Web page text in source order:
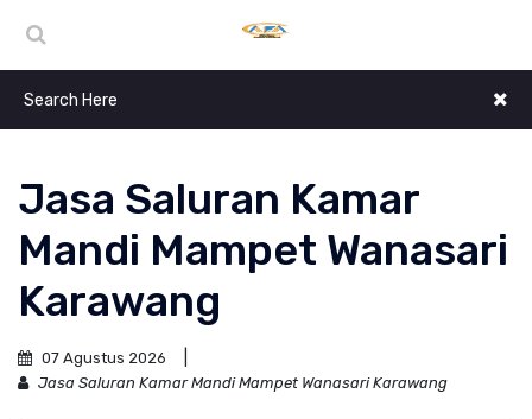
Jasa Saluran Kamar
Mandi Mampet Wanasari
Karawang
07 Agustus 2026
Jasa Saluran Kamar Mandi Mampet Wanasari Karawang